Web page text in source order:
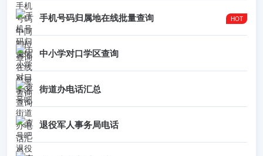
手机号码归属地在线批量查询
中小学对口学区查询
街道办电话汇总
退役军人事务局电话